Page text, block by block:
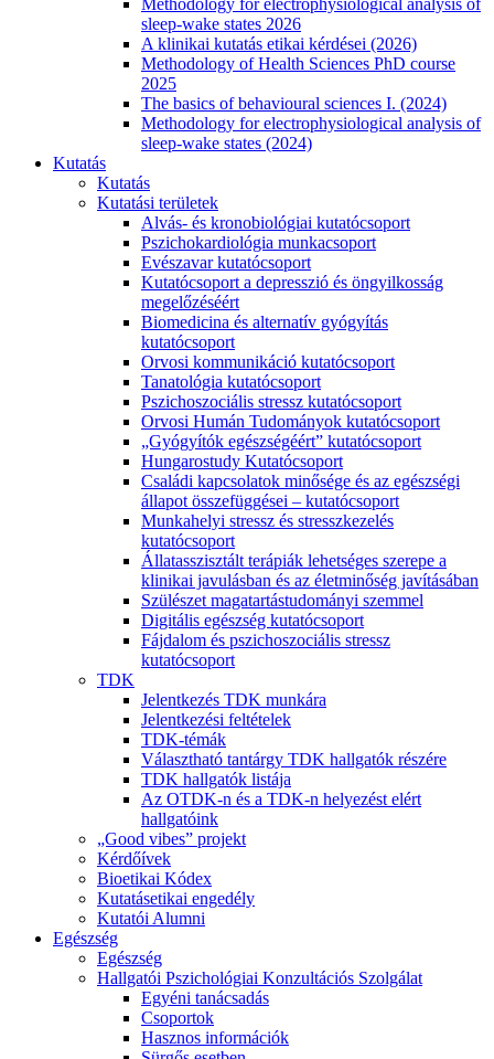
Methodology for electrophysiological analysis of
sleep-wake states 2026
A klinikai kutatás etikai kérdései (2026)
Methodology of Health Sciences PhD course
2025
The basics of behavioural sciences I. (2024)
Methodology for electrophysiological analysis of
sleep-wake states (2024)
Kutatás
Kutatás
Kutatási területek
Alvás- és kronobiológiai kutatócsoport
Pszichokardiológia munkacsoport
Evészavar kutatócsoport
Kutatócsoport a depresszió és öngyilkosság
megelőzéséért
Biomedicina és alternatív gyógyítás
kutatócsoport
Orvosi kommunikáció kutatócsoport
Tanatológia kutatócsoport
Pszichoszociális stressz kutatócsoport
Orvosi Humán Tudományok kutatócsoport
„Gyógyítók egészségéért” kutatócsoport
Hungarostudy Kutatócsoport
Családi kapcsolatok minősége és az egészségi
állapot összefüggései – kutatócsoport
Munkahelyi stressz és stresszkezelés
kutatócsoport
Állatasszisztált terápiák lehetséges szerepe a
klinikai javulásban és az életminőség javításában
Szülészet magatartástudományi szemmel
Digitális egészség kutatócsoport
Fájdalom és pszichoszociális stressz
kutatócsoport
TDK
Jelentkezés TDK munkára
Jelentkezési feltételek
TDK-témák
Választható tantárgy TDK hallgatók részére
TDK hallgatók listája
Az OTDK-n és a TDK-n helyezést elért
hallgatóink
„Good vibes” projekt
Kérdőívek
Bioetikai Kódex
Kutatásetikai engedély
Kutatói Alumni
Egészség
Egészség
Hallgatói Pszichológiai Konzultációs Szolgálat
Egyéni tanácsadás
Csoportok
Hasznos információk